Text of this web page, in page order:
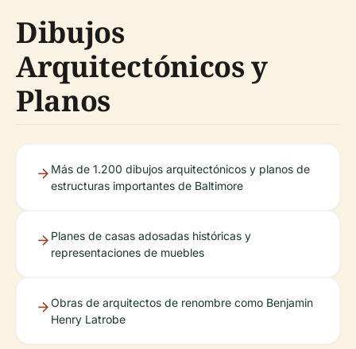
Dibujos
Arquitectónicos y
Planos
Más de 1.200 dibujos arquitectónicos y planos de
estructuras importantes de Baltimore
Planes de casas adosadas históricas y
representaciones de muebles
Obras de arquitectos de renombre como Benjamin
Henry Latrobe